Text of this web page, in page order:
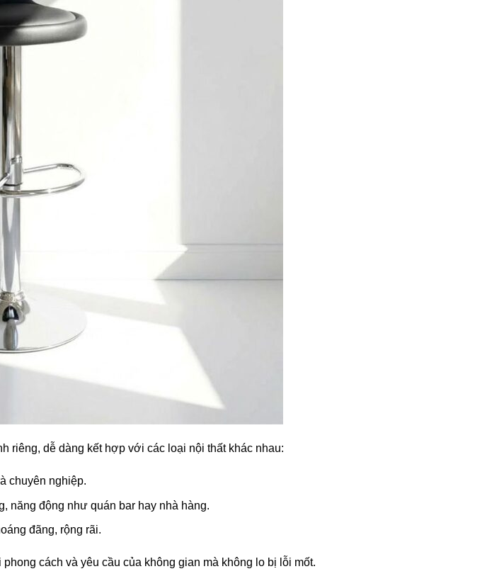
riêng, dễ dàng kết hợp với các loại nội thất khác nhau:
chuyên nghiệp.
năng động như quán bar hay nhà hàng.
đãng, rộng rãi.
cách và yêu cầu của không gian mà không lo bị lỗi mốt.